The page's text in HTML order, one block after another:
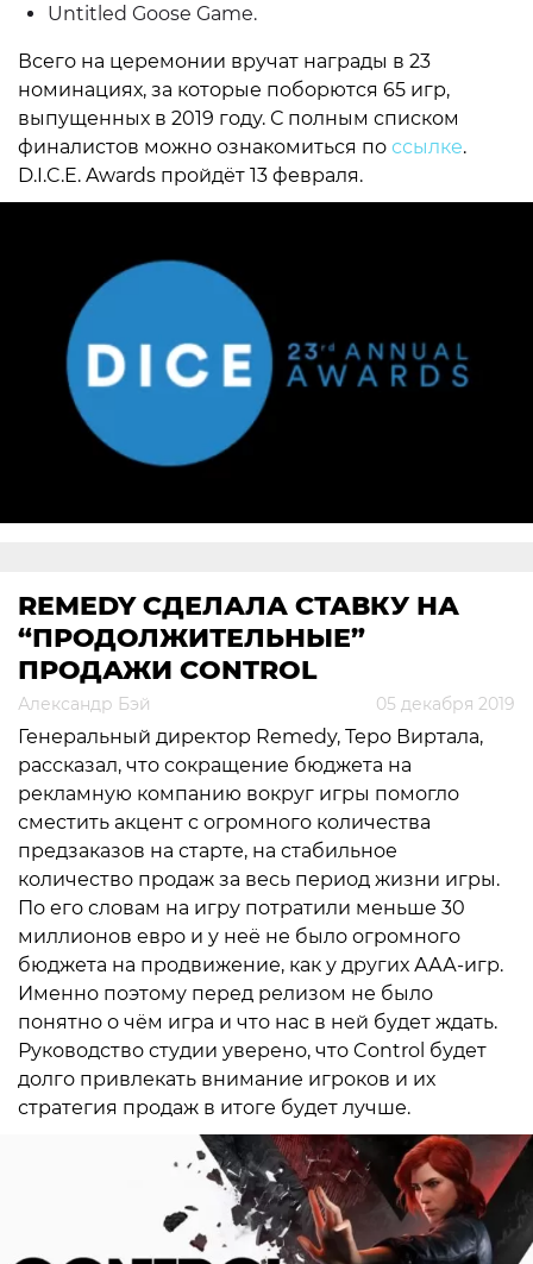
Untitled Goose Game.
Всего на церемонии вручат награды в 23
номинациях, за которые поборются 65 игр,
выпущенных в 2019 году. С полным списком
финалистов можно ознакомиться по ссылке.
D.I.C.E. Awards пройдёт 13 февраля.
REMEDY СДЕЛАЛА СТАВКУ НА
“ПРОДОЛЖИТЕЛЬНЫЕ”
ПРОДАЖИ CONTROL
Александр Бэй 05 декабря 2019
Генеральный директор Remedy, Теро Виртала,
рассказал, что сокращение бюджета на
рекламную компанию вокруг игры помогло
сместить акцент с огромного количества
предзаказов на старте, на стабильное
количество продаж за весь период жизни игры.
По его словам на игру потратили меньше 30
миллионов евро и у неё не было огромного
бюджета на продвижение, как у других ААА-игр.
Именно поэтому перед релизом не было
понятно о чём игра и что нас в ней будет ждать.
Руководство студии уверено, что Control будет
долго привлекать внимание игроков и их
стратегия продаж в итоге будет лучше.